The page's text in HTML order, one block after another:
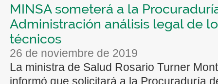
MINSA someterá a la
Administración análisis legal de
técnicos
26 de noviembre de 2019
La ministra de Salud Rosario Turner
informó que solicitará a la Procuraduría